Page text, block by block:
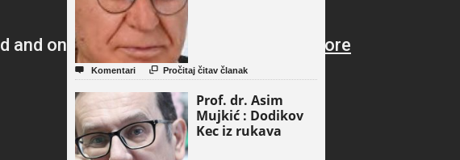
 Komentari  Pročitaj čitav članak
Prof. dr. Asim
Mujkić : Dodikov
Kec iz rukava